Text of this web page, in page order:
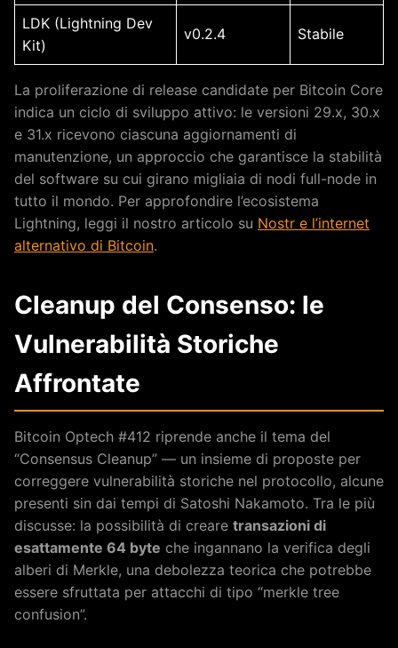
LDK (Lightning Dev
Kit)
v0.2.4 Stabile
La proliferazione di release candidate per Bitcoin Core
indica un ciclo di sviluppo attivo: le versioni 29.x, 30.x
e 31.x ricevono ciascuna aggiornamenti di
manutenzione, un approccio che garantisce la stabilità
del software su cui girano migliaia di nodi full-node in
tutto il mondo. Per approfondire l’ecosistema
Lightning, leggi il nostro articolo su Nostr e l’internet
alternativo di Bitcoin.
Cleanup del Consenso: le
Vulnerabilità Storiche
Affrontate
Bitcoin Optech #412 riprende anche il tema del
“Consensus Cleanup” — un insieme di proposte per
correggere vulnerabilità storiche nel protocollo, alcune
presenti sin dai tempi di Satoshi Nakamoto. Tra le più
discusse: la possibilità di creare transazioni di
esattamente 64 byte che ingannano la verifica degli
alberi di Merkle, una debolezza teorica che potrebbe
essere sfruttata per attacchi di tipo “merkle tree
confusion”.